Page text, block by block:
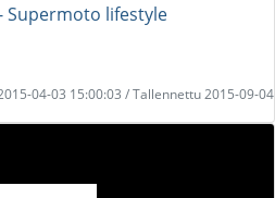
Supermoto lifestyle
04-03 15:00:03 / Tallennettu 2015-09-04